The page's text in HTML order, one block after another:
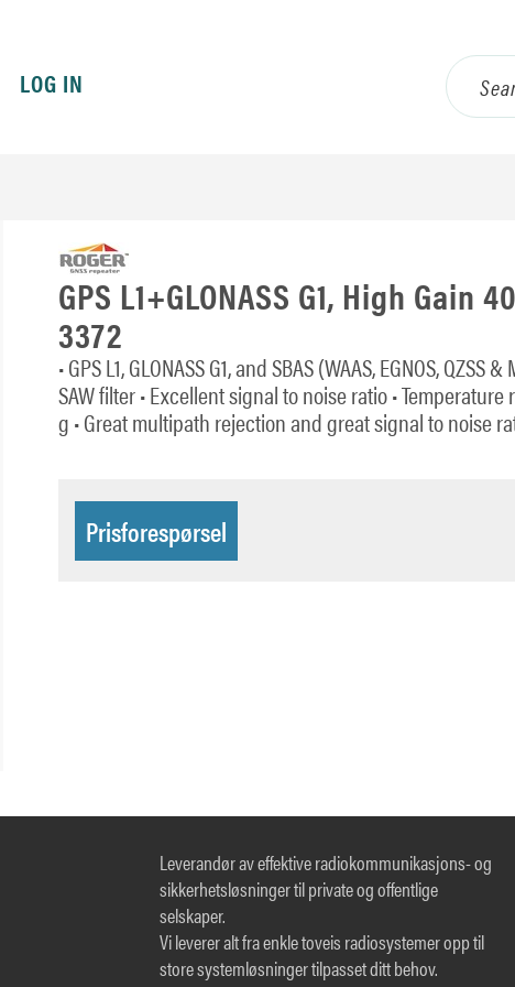
LOG IN
GPS L1+GLONASS G1, High
3372
• GPS L1, GLONASS G1, and SBAS (WAAS, EGNOS,
SAW filter • Excellent signal to noise ratio • Temperature
g • Great multipath rejection and great signal to noise
Prisforespørsel
Leverandør av effektive radiokommunikasjons- og
sikkerhetsløsninger til private og offentlige
selskaper.
Vi leverer alt fra enkle toveis radiosystemer opp til
store systemløsninger tilpasset ditt behov.